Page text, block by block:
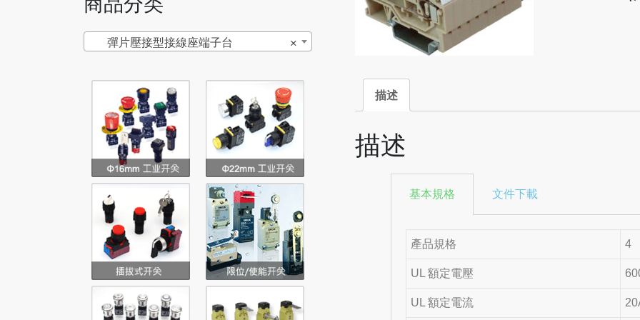
描述
描述
基本規格 文件下載
產品規格 4
UL 額定電壓
UL 額定電流
×
彈片壓接型接線座端子台